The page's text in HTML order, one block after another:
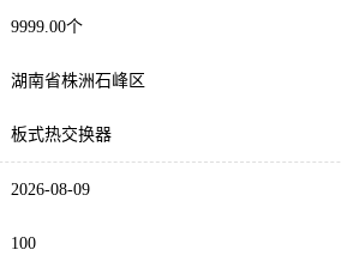
9999.00个
湖南省株洲石峰区
板式热交换器
2026-08-09
100